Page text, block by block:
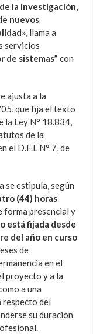
la investigación,
nuevos
, llama a
servicios
de sistemas” con
ajusta a la
que fija el texto
la Ley N° 18.834,
de la
el D.F.L N° 7, de
se estipula, según
(44) horas
forma presencial y
está fijada desde
del año en curso
de
en el
proyecto y a la
a una
respecto del
su duración